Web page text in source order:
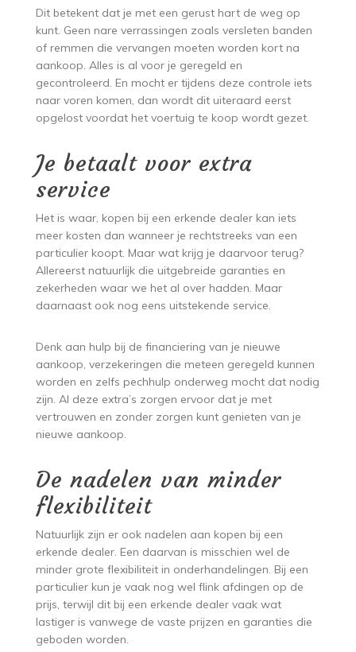
Dit betekent dat je met een gerust hart de weg op
kunt. Geen nare verrassingen zoals versleten banden
of remmen die vervangen moeten worden kort na
aankoop. Alles is al voor je geregeld en
gecontroleerd. En mocht er tijdens deze controle iets
naar voren komen, dan wordt dit uiteraard eerst
opgelost voordat het voertuig te koop wordt gezet.
Je betaalt voor extra
service
Het is waar, kopen bij een erkende dealer kan iets
meer kosten dan wanneer je rechtstreeks van een
particulier koopt. Maar wat krijg je daarvoor terug?
Allereerst natuurlijk die uitgebreide garanties en
zekerheden waar we het al over hadden. Maar
daarnaast ook nog eens uitstekende service.
Denk aan hulp bij de financiering van je nieuwe
aankoop, verzekeringen die meteen geregeld kunnen
worden en zelfs pechhulp onderweg mocht dat nodig
zijn. Al deze extra’s zorgen ervoor dat je met
vertrouwen en zonder zorgen kunt genieten van je
nieuwe aankoop.
De nadelen van minder
flexibiliteit
Natuurlijk zijn er ook nadelen aan kopen bij een
erkende dealer. Een daarvan is misschien wel de
minder grote flexibiliteit in onderhandelingen. Bij een
particulier kun je vaak nog wel flink afdingen op de
prijs, terwijl dit bij een erkende dealer vaak wat
lastiger is vanwege de vaste prijzen en garanties die
geboden worden.